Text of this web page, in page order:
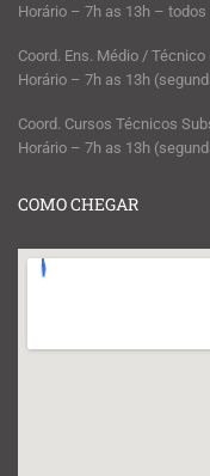
Horário – 7h as 13h – todos
Coord. Ens. Médio / Técnico
Horário – 7h as 13h
Coord. Cursos Técnicos
Horário – 7h as 13h
COMO CHEGAR